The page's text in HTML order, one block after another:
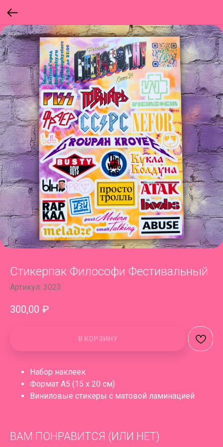
Стикерпак Философи Фестивальный
Артикул: 3023
300,00 ₽
В КОРЗИНУ
Набор наклеек
Формат A5 (15 x 20 см)
Виниловые стикеры с матовой ламинацией
ВАМ ПОНРАВИТСЯ (ИЛИ НЕТ)